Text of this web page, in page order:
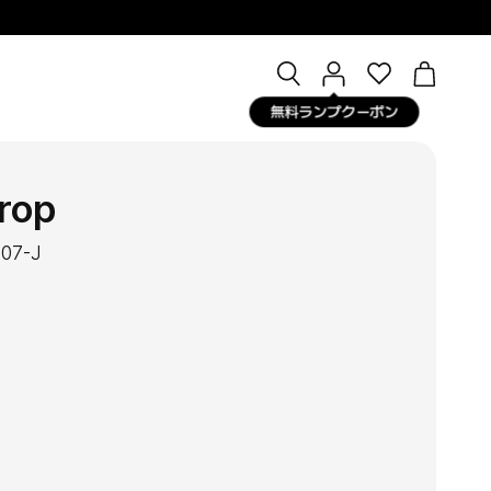
Open
search
bar
マ
イ
ペ
無料ランプクーポン
OPEN
J